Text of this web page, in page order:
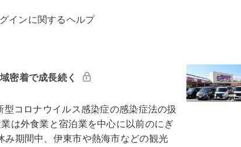
インに関するヘルプ
密着で成長続く
コロナウイルス感染症の感染症法の扱
は外食業と宿泊業を中心に以前のにぎ
み期間中、伊東市や熱海市などの観光